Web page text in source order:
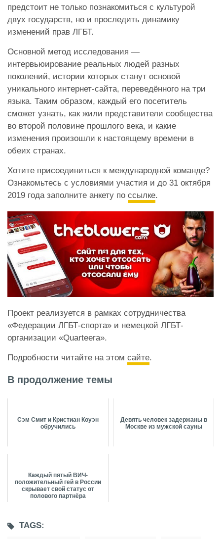
предстоит не только познакомиться с культурой
двух государств, но и проследить динамику
изменений прав ЛГБТ.
Основной метод исследования —
интервьюирование реальных людей разных
поколений, истории которых станут основой
уникального интернет-сайта, переведённого на три
языка. Таким образом, каждый его посетитель
сможет узнать, как жили представители сообщества
во второй половине прошлого века, и какие
изменения произошли к настоящему времени в
обеих странах.
Хотите присоединиться к международной команде?
Ознакомьтесь с условиями участия и до 31 октября
2019 года заполните анкету по ссылке.
Проект реализуется в рамках сотрудничества
«Федерации ЛГБТ-спорта» и немецкой ЛГБТ-
организации «Quarteera».
Подробности читайте на этом сайте.
В продолжение темы
Сэм Смит и Кристиан Коуэн
обручились
Девять человек задержаны в
Москве из мужской сауны
Каждый пятый ВИЧ-
положительный гей в России
скрывает свой статус от
полового партнёра
TAGS: